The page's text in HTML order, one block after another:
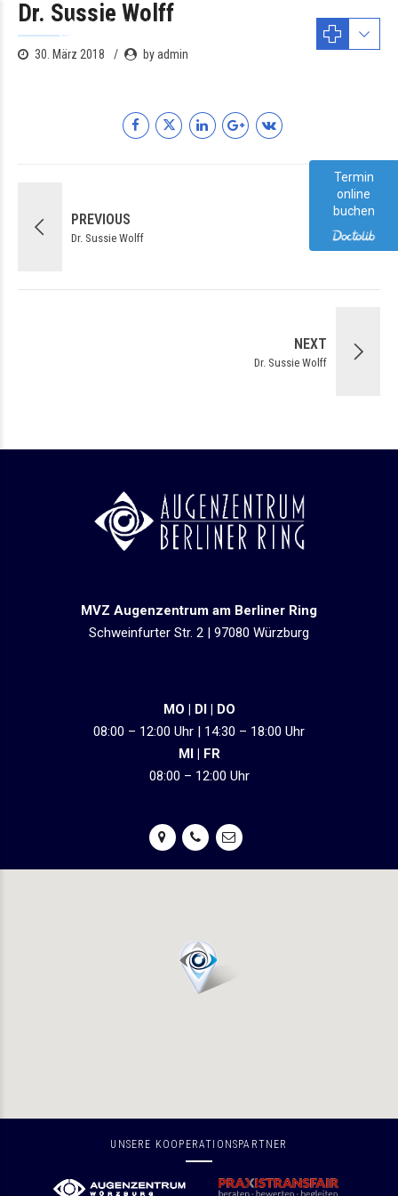
Dr. Sussie Wolff
30. März 2018 by admin
PREVIOUS
Dr. Sussie Wolff
NEXT
Dr. Sussie Wolff
MVZ Augenzentrum am Berliner Ring
Schweinfurter Str. 2 | 97080 Würzburg
MO | DI | DO
08:00 – 12:00 Uhr | 14:30 – 18:00 Uhr
MI | FR
08:00 – 12:00 Uhr
UNSERE KOOPERATIONSPARTNER
Termin
online
buchen